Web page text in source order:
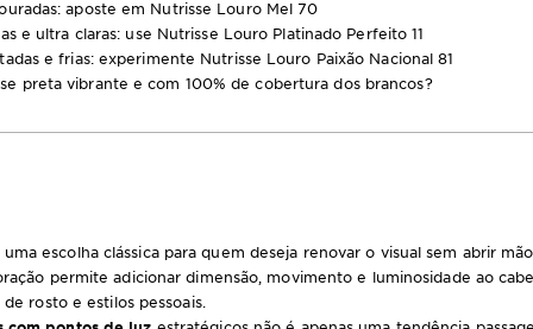
aposte em Nutrisse Louro Mel 70
e ultra claras: use Nutrisse Louro Platinado Perfeito 11
e frias: experimente Nutrisse Louro Paixão Nacional 81
preta vibrante e com 100% de cobertura dos brancos?
escolha clássica para quem deseja renovar o visual sem abrir
permite adicionar dimensão, movimento e luminosidade ao
rosto e estilos pessoais.